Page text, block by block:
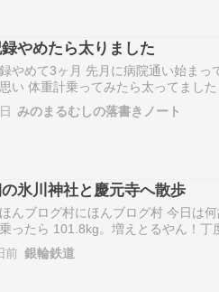
やめたら太りました
やめて3ヶ月 先月に病院通い始まっ
い 体重計乗ってみたら太ってまし
のお祭り楽しかったね」 私「光…
みのまるむしの落書きノート
氷川神社と慶元寺へ散歩
んブログ村にほんブログ村 今日は
ったら 101.8kg。増えとるやん！丁
ちがイイんじゃない と言うから 行く
りると………なんと………！不動堂が
前 銀輪鉄道